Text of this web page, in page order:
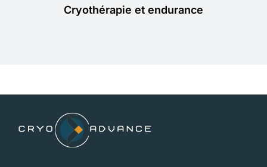
Cryothérapie et endurance